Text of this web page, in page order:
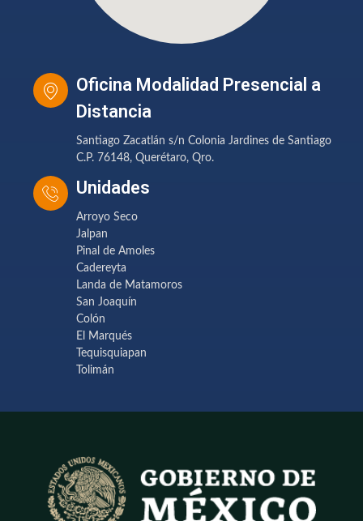
Oficina Modalidad Presencial a
Distancia
Santiago Zacatlán s/n Colonia Jardines de Santiago
C.P. 76148, Querétaro, Qro.
Unidades
Arroyo Seco
Jalpan
Pinal de Amoles
Cadereyta
Landa de Matamoros
San Joaquín
Colón
El Marqués
Tequisquiapan
Tolimán